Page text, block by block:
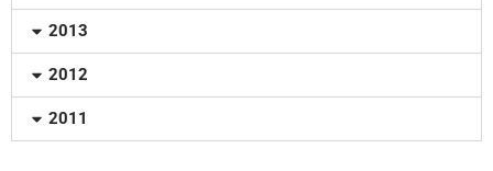
2013
2012
2011